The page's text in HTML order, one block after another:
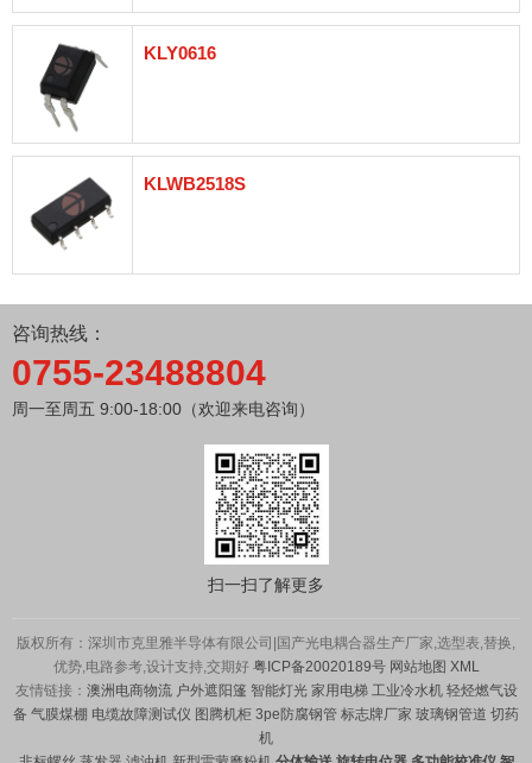
KLY0616
KLWB2518S
咨询热线：
0755-23488804
周一至周五 9:00-18:00（欢迎来电咨询）
扫一扫了解更多
版权所有：深圳市克里雅半导体有限公司|国产光电耦合器生产厂家,选型表,替换,
优势,电路参考,设计支持,交期好 粤ICP备20020189号 网站地图 XML
友情链接： 澳洲电商物流 户外遮阳篷 智能灯光家用电梯 工业冷水机 轻烃燃气设
备 气膜煤棚 电缆故障测试仪 图腾机柜 3pe防腐钢管 标志牌厂家 玻璃钢管道 切药
机